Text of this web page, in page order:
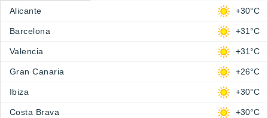
Alicante +30°C
Barcelona +31°C
Valencia +31°C
Gran Canaria +26°C
Ibiza +30°C
Costa Brava +30°C